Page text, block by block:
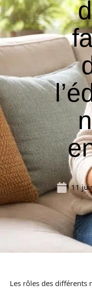
11
Les rôles des différents